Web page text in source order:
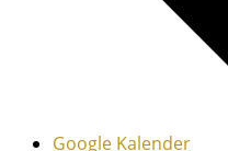
Google Kalender